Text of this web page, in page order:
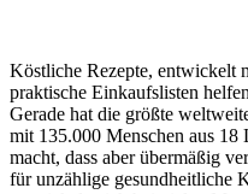
Köstliche Rezepte, entwickelt
praktische Einkaufslisten
Gerade hat die größte
mit 135.000 Menschen aus 18
macht, dass aber übermäßig
für unzählige gesundheitliche